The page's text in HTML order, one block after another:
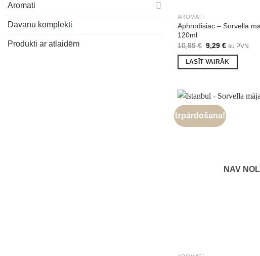
Aromati
Dāvanu komplekti
Produkti ar atlaidēm
AROMATI
Aphrodisiac – Sorvella
120ml
10,99€ Original
price
was:
10,99 €.
9,29€Current
is:
9,29 €.
su PVN
LASĪT VAIRĀK
Izpārdošana!
NAV